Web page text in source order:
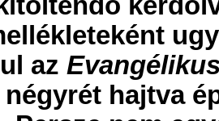
az
hajtva